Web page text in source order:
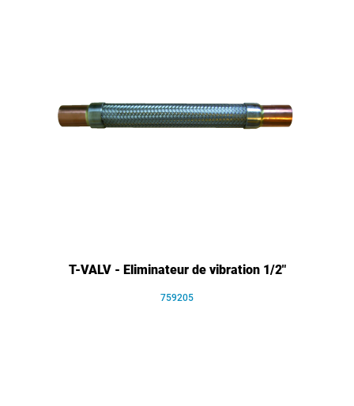
T-VALV - Eliminateur de vibration 1/2"
759205